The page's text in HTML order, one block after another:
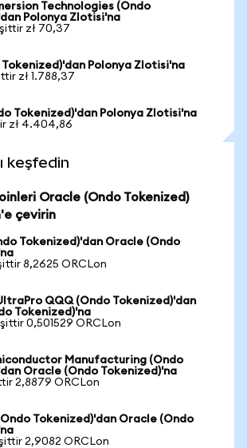
Technologies (Ondo
Polonya Zlotisi'na
zł 70,37
Tokenized)'dan Polonya Zlotisi'na
zł 1.788,37
Tokenized)'dan Polonya Zlotisi'na
zł 4.404,86
keşfedin
Oracle (Ondo Tokenized)
çevirin
Tokenized)'dan Oracle (Ondo
8,2625 ORCLon
QQQ (Ondo Tokenized)'dan
Tokenized)'na
0,501529 ORCLon
Manufacturing (Ondo
Oracle (Ondo Tokenized)'na
2,8879 ORCLon
Tokenized)'dan Oracle (Ondo
2,9082 ORCLon